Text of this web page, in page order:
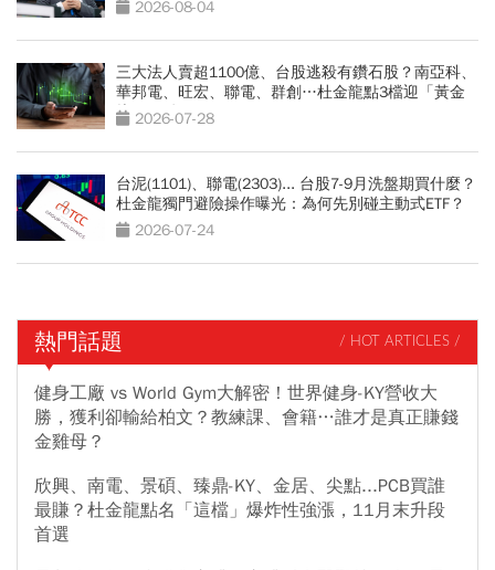
2026-08-04
三大法人賣超1100億、台股逃殺有鑽石股？南亞科、
華邦電、旺宏、聯電、群創…杜金龍點3檔迎「黃金
坑」買點
2026-07-28
台泥(1101)、聯電(2303)... 台股7-9月洗盤期買什麼？
杜金龍獨門避險操作曝光：為何先別碰主動式ETF？
2026-07-24
熱門話題 / HOT ARTICLES /
健身工廠 vs World Gym大解密！世界健身-KY營收大
勝，獲利卻輸給柏文？教練課、會籍…誰才是真正賺錢
金雞母？
欣興、南電、景碩、臻鼎-KY、金居、尖點...PCB買誰
最賺？杜金龍點名「這檔」爆炸性強漲，11月末升段
首選